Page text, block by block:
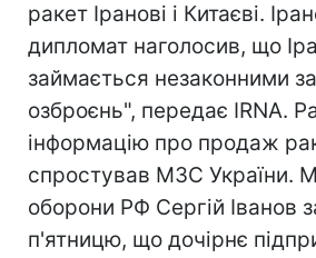
ракет Іранові і Китаєві.
дипломат наголосив, що
займається незаконними
озброєнь", передає IRNA.
інформацію про продаж
спростував МЗС України.
оборони РФ Сергій Іванов
п'ятницю, що дочірнє